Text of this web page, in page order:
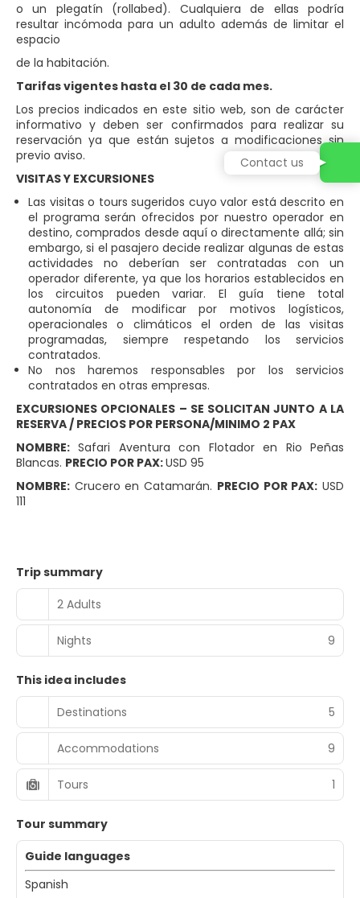
o un plegatín (rollabed). Cualquiera de ellas podría
resultar incómoda para un adulto además de limitar el
espacio
de la habitación.
Tarifas vigentes hasta el 30 de cada mes.
Los precios indicados en este sitio web, son de carácter
informativo y deben ser confirmados para realizar su
reservación ya que están sujetos a modificaciones sin
previo aviso.
VISITAS Y EXCURSIONES
Las visitas o tours sugeridos cuyo valor está descrito en
el programa serán ofrecidos por nuestro operador en
destino, comprados desde aquí o directamente allá; sin
embargo, si el pasajero decide realizar algunas de estas
actividades no deberían ser contratadas con un
operador diferente, ya que los horarios establecidos en
los circuitos pueden variar. El guía tiene total
autonomía de modificar por motivos logísticos,
operacionales o climáticos el orden de las visitas
programadas, siempre respetando los servicios
contratados.
No nos haremos responsables por los servicios
contratados en otras empresas.
EXCURSIONES OPCIONALES – SE SOLICITAN JUNTO A LA
RESERVA / PRECIOS POR PERSONA/MINIMO 2 PAX
NOMBRE: Safari Aventura con Flotador en Rio Peñas
Blancas. PRECIO POR PAX:USD 95
NOMBRE: Crucero en Catamarán. PRECIO POR PAX: USD
111
Trip summary
2 Adults
Nights 9
This idea includes
Destinations
5
Accommodations 9
Tours 1
Tour summary
Guide languages
Spanish
Contact us